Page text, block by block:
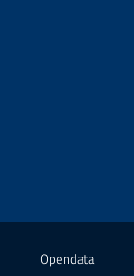
Opendata